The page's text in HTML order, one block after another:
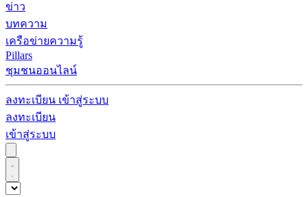
ข่าว
บทความ
เครือข่ายความรู้
Pillars
ชุมชนออนไลน์
ลงทะเบียน เข้าสู่ระบบ
ลงทะเบียน
เข้าสู่ระบบ